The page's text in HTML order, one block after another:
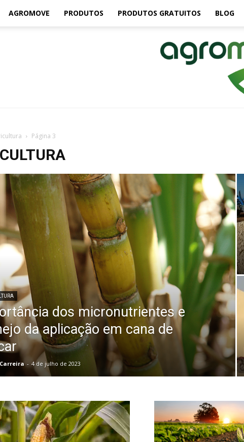
AGROMOVE PRODUTOS PRODUTOS GRATUITOS BLOG
Página 3
dos micronutrientes e
da aplicação em cana de
- 4 de julho de 2023